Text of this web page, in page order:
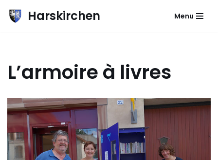
Aller
Harskirchen Menu
L’armoire à livres